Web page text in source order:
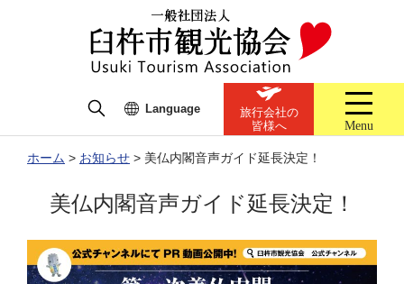
Language
旅行会社の
皆様へ
Menu
ホーム > お知らせ > 美仏内閣音声ガイド延長決定！
美仏内閣音声ガイド延長決定！